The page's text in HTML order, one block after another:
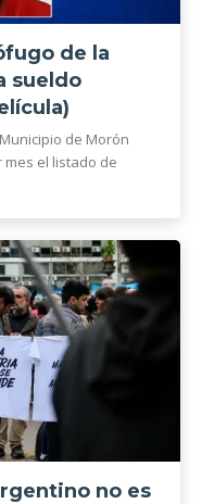
de la
sueldo
de Morón
el listado de
no es